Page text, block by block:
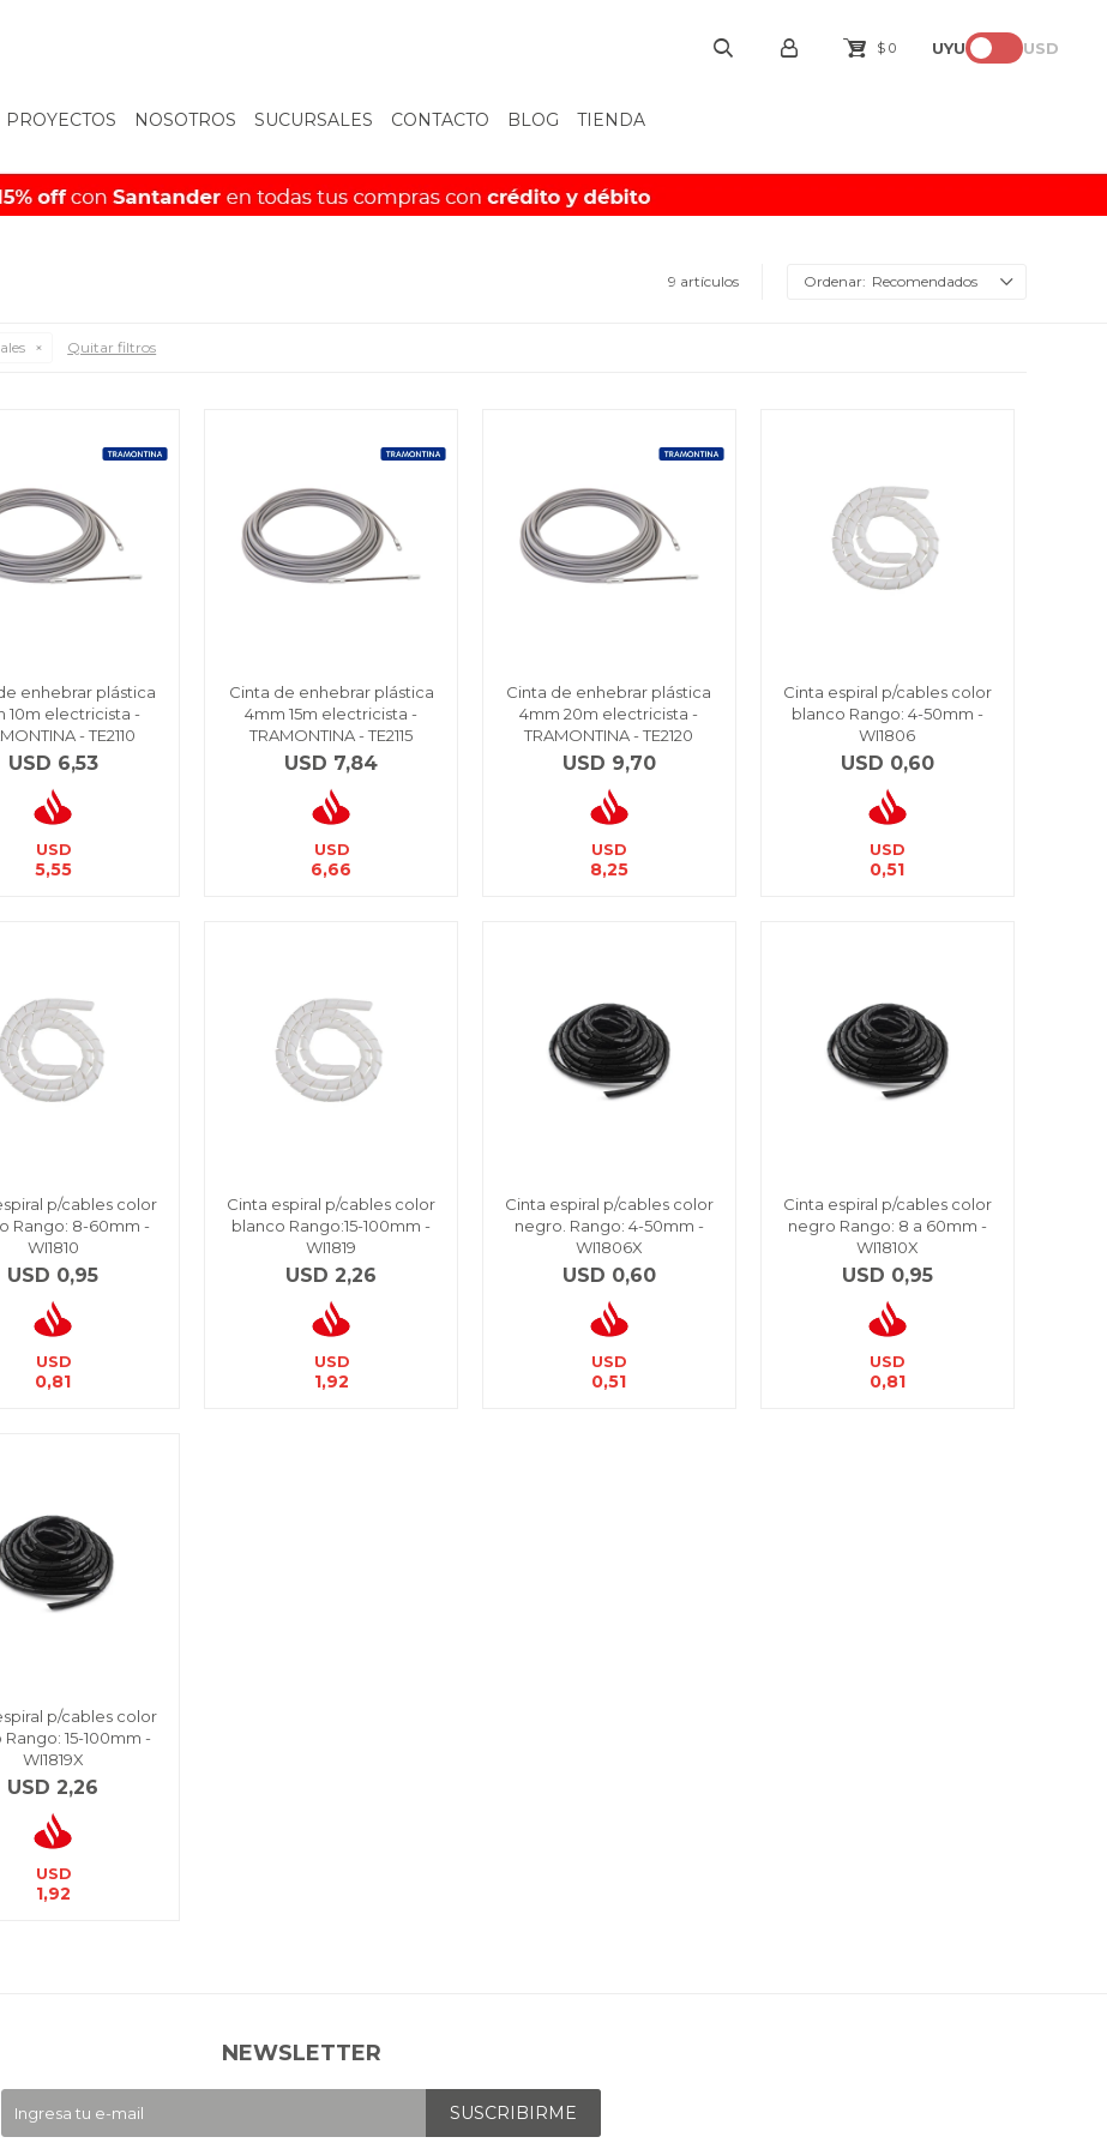
PROYECTOS NOSOTROS SUCURSALES CONTACTO BLOG TIENDA
$ 0 UYU USD
9 artículos Recomendados
Quitar filtros
enhebrar plástica
10m electricista -
- TE2110
USD 6,53
USD
5,55
Cinta de enhebrar plástica
4mm 15m electricista -
TRAMONTINA - TE2115
USD 7,84
USD
6,66
Cinta de enhebrar plástica
4mm 20m electricista -
TRAMONTINA - TE2120
USD 9,70
USD
8,25
Cinta espiral p/cables color
blanco Rango: 4-50mm -
WI1806
USD 0,60
USD
0,51
p/cables color
Rango: 8-60mm -
WI1810
USD 0,95
USD
0,81
Cinta espiral p/cables color
blanco Rango:15-100mm -
WI1819
USD 2,26
USD
1,92
Cinta espiral p/cables color
negro. Rango: 4-50mm -
WI1806X
USD 0,60
USD
0,51
Cinta espiral p/cables color
negro Rango: 8 a 60mm -
WI1810X
USD 0,95
USD
0,81
p/cables color
15-100mm -
WI1819X
USD 2,26
USD
1,92
NEWSLETTER
SUSCRIBIRME